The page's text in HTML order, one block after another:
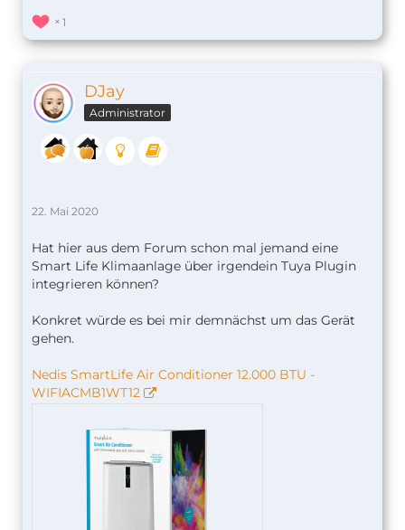
1
DJay
Administrator
22. Mai 2020
Hat hier aus dem Forum schon mal jemand eine
Smart Life Klimaanlage über irgendein Tuya Plugin
integrieren können?
Konkret würde es bei mir demnächst um das Gerät
gehen.
Nedis SmartLife Air Conditioner 12.000 BTU -
WIFIACMB1WT12